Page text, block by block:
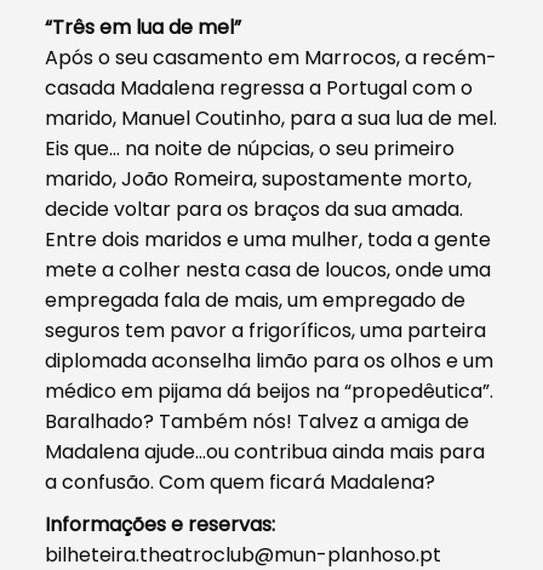
“Três em lua de mel”
Após o seu casamento em Marrocos, a recém-
casada Madalena regressa a Portugal com o
marido, Manuel Coutinho, para a sua lua de mel.
Eis que… na noite de núpcias, o seu primeiro
marido, João Romeira, supostamente morto,
decide voltar para os braços da sua amada.
Entre dois maridos e uma mulher, toda a gente
mete a colher nesta casa de loucos, onde uma
empregada fala de mais, um empregado de
seguros tem pavor a frigoríficos, uma parteira
diplomada aconselha limão para os olhos e um
médico em pijama dá beijos na “propedêutica”.
Baralhado? Também nós! Talvez a amiga de
Madalena ajude…ou contribua ainda mais para
a confusão. Com quem ficará Madalena?
Informações e reservas:
bilheteira.theatroclub@mun-planhoso.pt